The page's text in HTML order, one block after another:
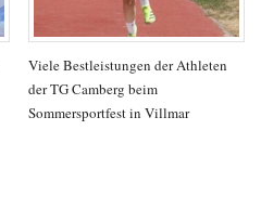
Viele Bestleistungen der Athleten
der TG Camberg beim
Sommersportfest in Villmar